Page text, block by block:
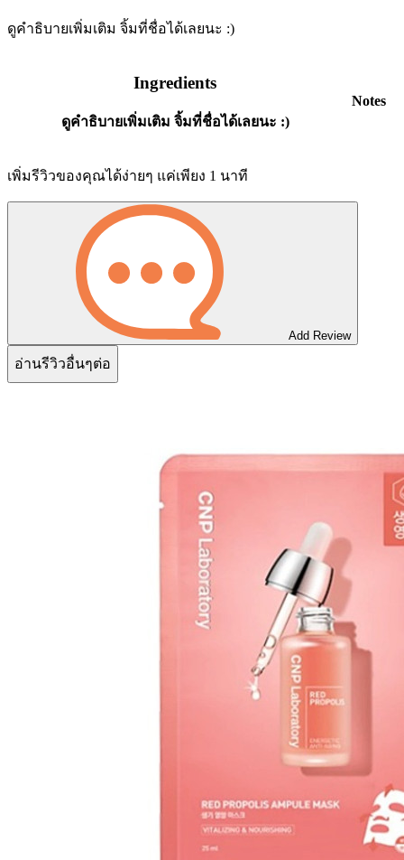
ดูคำธิบายเพิ่มเติม จิ้มที่ชื่อได้เลยนะ :)
Ingredients
ดูคำธิบายเพิ่มเติม จิ้มที่ชื่อได้เลยนะ :)
Notes
เพิ่มรีวิวของคุณได้ง่ายๆ แค่เพียง 1 นาที
Add Review
อ่านรีวิวอื่นๆต่อ